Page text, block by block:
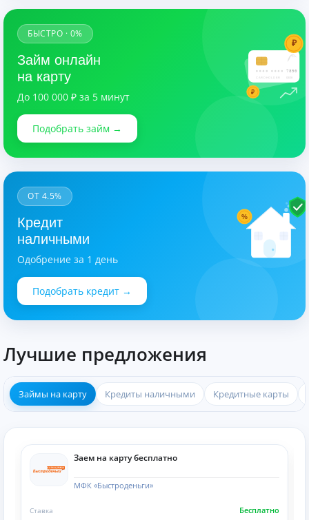
7890
03/28
₽
₽
БЫСТРО · 0%
Займ онлайн
на карту
До 100 000 ₽ за 5 минут
Подобрать займ →
%
ОТ 4.5%
Кредит
наличными
Одобрение за 1 день
Подобрать кредит →
Лучшие предложения
Займы на карту Кредиты наличными Кредитные карты
Заем на карту бесплатно
МФК «Быстроденьги»
Бесплатно
Ставка